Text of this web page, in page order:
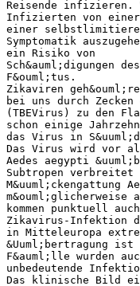
Reisende infizieren.
Infizierten von einer
einer
Symptomatik
ein Risiko von
Sch&auml;digungen
F&ouml;tus.
Zikaviren
bei uns durch Zecken
(TBEVirus) zu den
schon einige
das Virus in
Das Virus wird vor
Aedes aegypti
Subtropen
M&uuml;ckengattung
m&ouml;glicherweise
kommen punktuell
Zikavirus-Infektion
in Mitteleuropa
&Uuml;bertragung
F&auml;lle wurden
unbedeutende
Das klinische Bild